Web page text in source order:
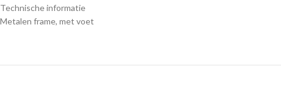
Technische informatie
Metalen frame, met voet